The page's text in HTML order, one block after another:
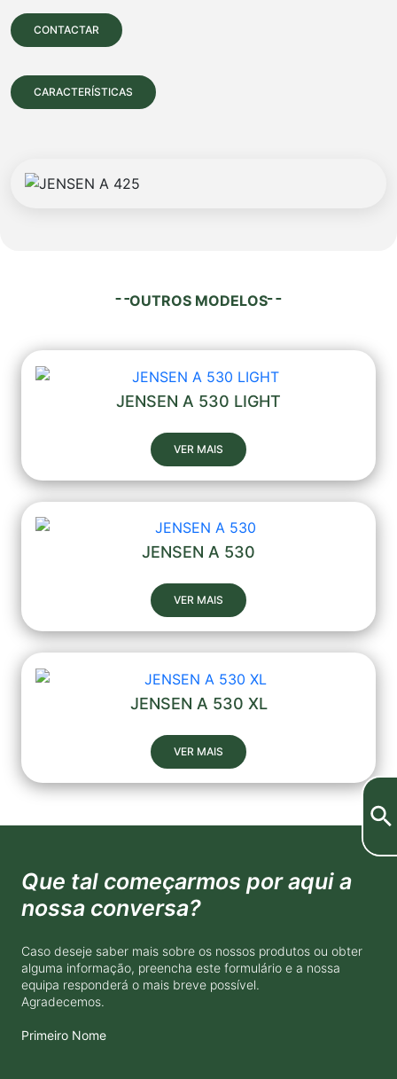
CONTACTAR
CARACTERÍSTICAS
OUTROS MODELOS
JENSEN A 530 LIGHT
VER MAIS
JENSEN A 530
VER MAIS
JENSEN A 530 XL
VER MAIS
Que tal começarmos por aqui a
nossa conversa?
Caso deseje saber mais sobre os nossos produtos ou obter
alguma informação, preencha este formulário e a nossa
equipa responderá o mais breve possível.
Agradecemos.
Primeiro Nome